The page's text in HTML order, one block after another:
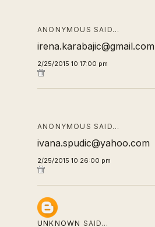
ANONYMOUS SAID…
irena.karabajic@gmail.com
2/25/2015 10:17:00 pm
ANONYMOUS SAID…
ivana.spudic@yahoo.com
2/25/2015 10:26:00 pm
UNKNOWN SAID…